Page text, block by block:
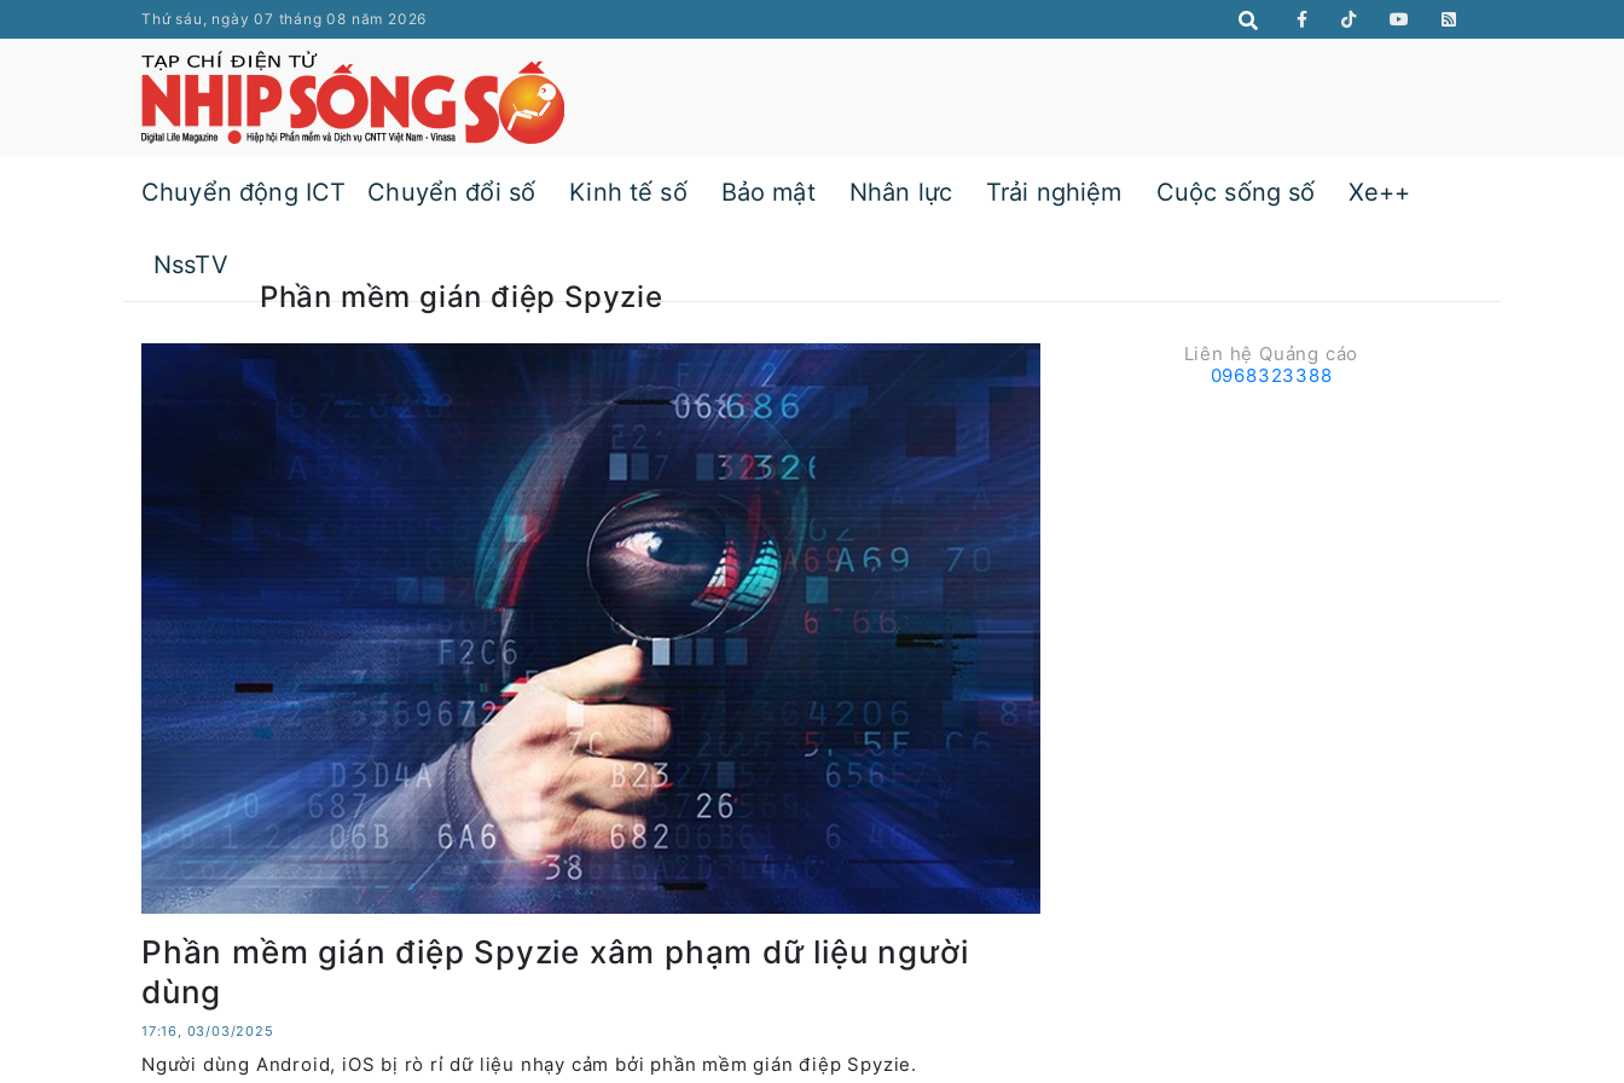
Thứ sáu, ngày 07 tháng 08 năm 2026
Chuyển động ICT Chuyển đổi số Kinh tế số Bảo mật Nhân lực Trải nghiệm Cuộc sống số Xe++
NssTV
Phần mềm gián điệp Spyzie
Phần mềm gián điệp Spyzie xâm phạm dữ liệu người
dùng
17:16, 03/03/2025
Người dùng Android, iOS bị rò rỉ dữ liệu nhạy cảm bởi phần mềm gián điệp Spyzie.
Liên hệ Quảng cáo
0968323388